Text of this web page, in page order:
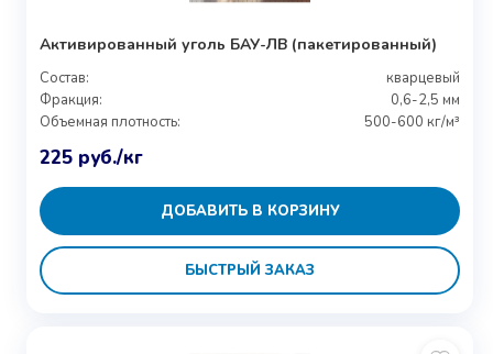
Активированный уголь БАУ-ЛВ (пакетированный)
Состав:
кварцевый
Фракция:
0,6-2,5 мм
Объемная плотность:
500-600 кг/м³
225 руб./кг
ДОБАВИТЬ В КОРЗИНУ
БЫСТРЫЙ ЗАКАЗ